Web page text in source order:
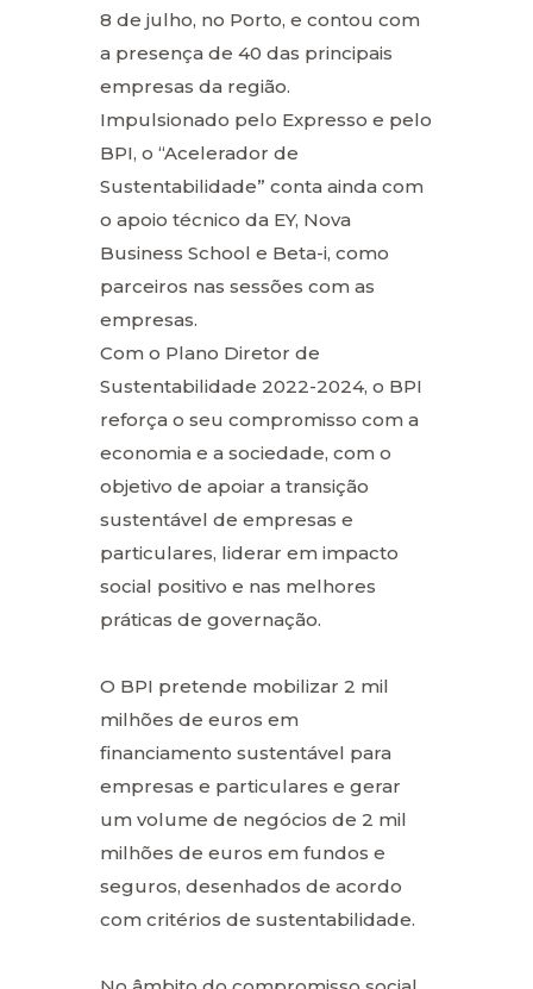
8 de julho, no Porto, e contou com
a presença de 40 das principais
empresas da região.
Impulsionado pelo Expresso e pelo
BPI, o “Acelerador de
Sustentabilidade” conta ainda com
o apoio técnico da EY, Nova
Business School e Beta-i, como
parceiros nas sessões com as
empresas.
Com o Plano Diretor de
Sustentabilidade 2022-2024, o BPI
reforça o seu compromisso com a
economia e a sociedade, com o
objetivo de apoiar a transição
sustentável de empresas e
particulares, liderar em impacto
social positivo e nas melhores
práticas de governação.
O BPI pretende mobilizar 2 mil
milhões de euros em
financiamento sustentável para
empresas e particulares e gerar
um volume de negócios de 2 mil
milhões de euros em fundos e
seguros, desenhados de acordo
com critérios de sustentabilidade.